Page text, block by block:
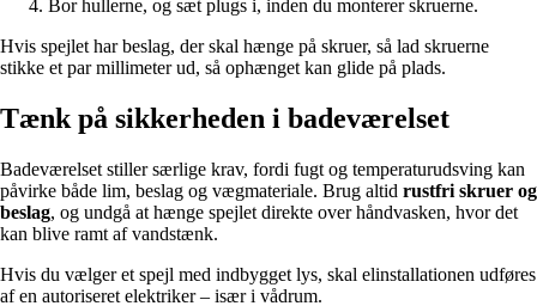
Bor hullerne, og sæt plugs i, inden du monterer skruerne.
Hvis spejlet har beslag, der skal hænge på skruer, så lad skruerne
stikke et par millimeter ud, så ophænget kan glide på plads.
Tænk på sikkerheden i badeværelset
Badeværelset stiller særlige krav, fordi fugt og temperaturudsving kan
påvirke både lim, beslag og vægmateriale. Brug altid rustfri skruer og
beslag, og undgå at hænge spejlet direkte over håndvasken, hvor det
kan blive ramt af vandstænk.
Hvis du vælger et spejl med indbygget lys, skal elinstallationen udføres
af en autoriseret elektriker – især i vådrum.